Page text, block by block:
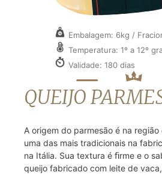
Embalagem: 6kg /
Temperatura: 1º a 12º
Validade: 180 dias
QUEIJO
A origem do parmesão é na região
uma das mais tradicionais na
na Itália. Sua textura é ﬁrme e o
queijo fabricado com leite de